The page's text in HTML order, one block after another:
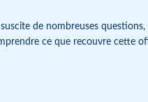
suscite de nombreuses
ce que recouvre cette